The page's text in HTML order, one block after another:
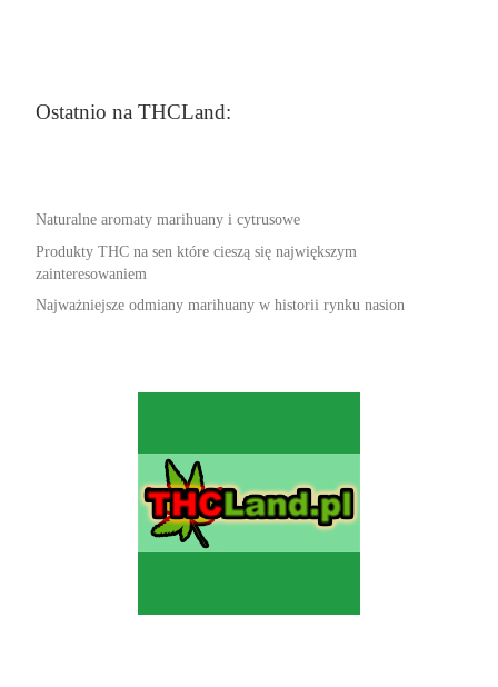
Ostatnio na THCLand:
Naturalne aromaty marihuany i cytrusowe
Produkty THC na sen które cieszą się największym
zainteresowaniem
Najważniejsze odmiany marihuany w historii rynku nasion